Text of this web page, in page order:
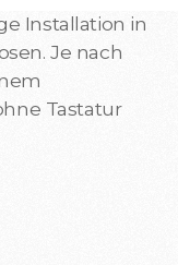
Installation in
Je nach
Tastatur